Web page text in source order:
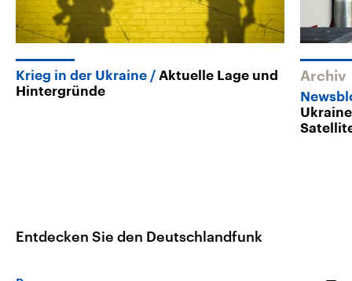
Krieg in der Ukraine
Aktuelle Lage und
Hintergründe
Archiv
Entdecken Sie den Deutschlandfunk